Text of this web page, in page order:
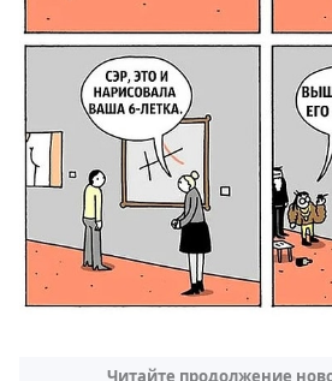
Читайте продолжение